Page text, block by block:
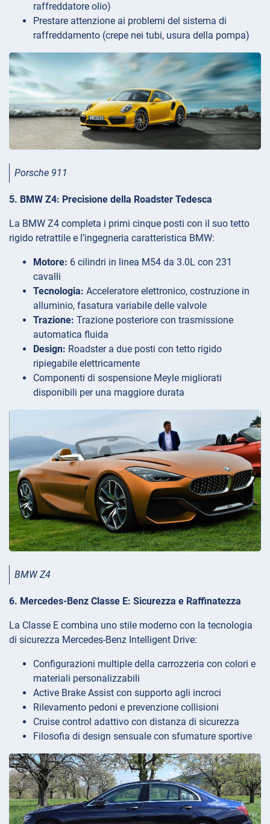
raffreddatore olio)
Prestare attenzione ai problemi del sistema di
raffreddamento (crepe nei tubi, usura della pompa)
Porsche 911
5. BMW Z4: Precisione della Roadster Tedesca
La BMW Z4 completa i primi cinque posti con il suo tetto
rigido retrattile e l’ingegneria caratteristica BMW:
Motore: 6 cilindri in linea M54 da 3.0L con 231
cavalli
Tecnologia: Acceleratore elettronico, costruzione in
alluminio, fasatura variabile delle valvole
Trazione: Trazione posteriore con trasmissione
automatica fluida
Design: Roadster a due posti con tetto rigido
ripiegabile elettricamente
Componenti di sospensione Meyle migliorati
disponibili per una maggiore durata
BMW Z4
6. Mercedes-Benz Classe E: Sicurezza e Raffinatezza
La Classe E combina uno stile moderno con la tecnologia
di sicurezza Mercedes-Benz Intelligent Drive:
Configurazioni multiple della carrozzeria con colori e
materiali personalizzabili
Active Brake Assist con supporto agli incroci
Rilevamento pedoni e prevenzione collisioni
Cruise control adattivo con distanza di sicurezza
Filosofia di design sensuale con sfumature sportive